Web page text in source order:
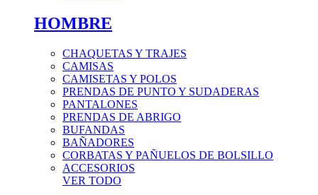
HOMBRE
CHAQUETAS Y TRAJES
CAMISAS
CAMISETAS Y POLOS
PRENDAS DE PUNTO Y SUDADERAS
PANTALONES
PRENDAS DE ABRIGO
BUFANDAS
BAÑADORES
CORBATAS Y PAÑUELOS DE BOLSILLO
ACCESORIOS
VER TODO